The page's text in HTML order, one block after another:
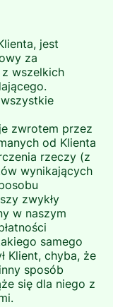
jest
za
wszelkich
zwrotem przez
od Klienta
rzeczy (z
wynikających
zwykły
w naszym
samego
Klient, chyba, że
sposób
się dla niego z